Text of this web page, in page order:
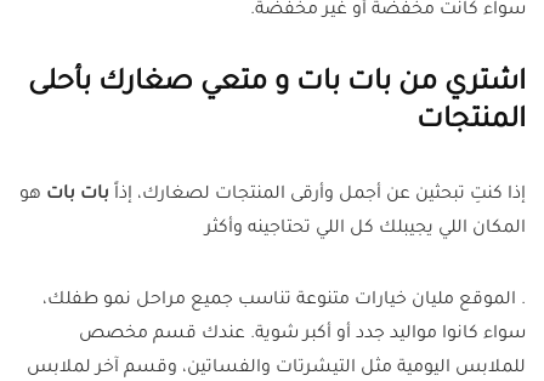
سواء كانت مخفضة أو غير مخفضة.
اشتري من بات بات و متعي صغارك بأحلى
المنتجات
إذا كنتِ تبحثين عن أجمل وأرقى المنتجات لصغارك، إذاً بات بات هو
المكان اللي يجيبلك كل اللي تحتاجينه وأكثر
. الموقع مليان خيارات متنوعة تناسب جميع مراحل نمو طفلك،
سواء كانوا مواليد جدد أو أكبر شوية. عندك قسم مخصص
للملابس اليومية مثل التيشرتات والفساتين، وقسم آخر لملابس